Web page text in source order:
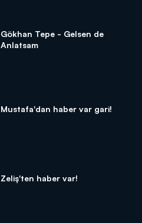
Gökhan Tepe - Gelsen de
Anlatsam
Mustafa'dan haber var gari!
Zeliş'ten haber var!